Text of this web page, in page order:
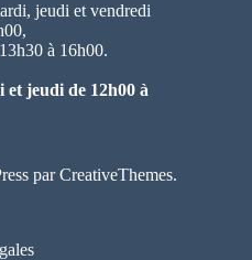
jeudi et vendredi
à 16h00.
et jeudi de 12h00 à
parCreativeThemes.